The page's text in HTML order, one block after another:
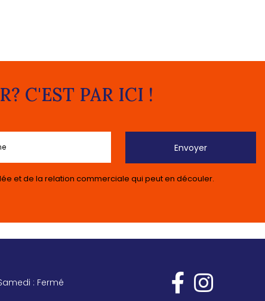
C'EST PAR ICI !
et de la relation commerciale qui peut en découler.
: Fermé